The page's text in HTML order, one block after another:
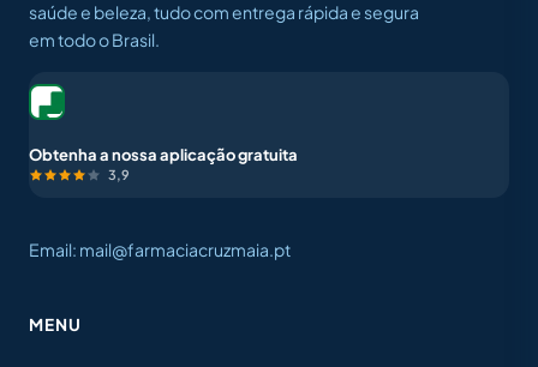
saúde e beleza, tudo com entrega rápida e segura
em todo o Brasil.
Obtenha a nossa aplicação gratuita
3,9
Email: mail@farmaciacruzmaia.pt
MENU